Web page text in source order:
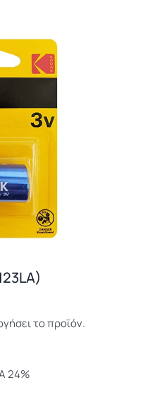
το προϊόν.
24%
Απολύτως
Απαραίτητα
Τα απολύτως
απαραίτητα
cookies
βασικές
λειτουργίες του
σύνδεση χρήστη
λογαριασμού. Ο